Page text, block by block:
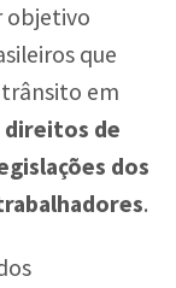
objetivo
que
em
direitos de
dos
.